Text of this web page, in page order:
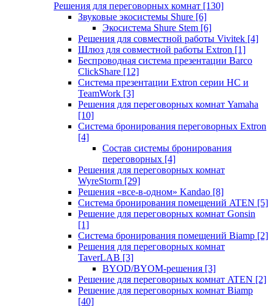
Решения для переговорных комнат [130]
Звуковые экосистемы Shure [6]
Экосистема Shure Stem [6]
Решения для совместной работы Vivitek [4]
Шлюз для совместной работы Extron [1]
Беспроводная система презентации Barco
ClickShare [12]
Система презентации Extron серии HC и
TeamWork [3]
Решения для переговорных комнат Yamaha
[10]
Система бронирования переговорных Extron
[4]
Состав системы бронирования
переговорных [4]
Решения для переговорных комнат
WyreStorm [29]
Решения «все-в-одном» Kandao [8]
Система бронирования помещений ATEN [5]
Решение для переговорных комнат Gonsin
[1]
Система бронирования помещений Biamp [2]
Решения для переговорных комнат
TaverLAB [3]
BYOD/BYOM-решения [3]
Решение для переговорных комнат ATEN [2]
Решение для переговорных комнат Biamp
[40]